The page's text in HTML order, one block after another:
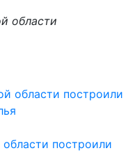
области
построили